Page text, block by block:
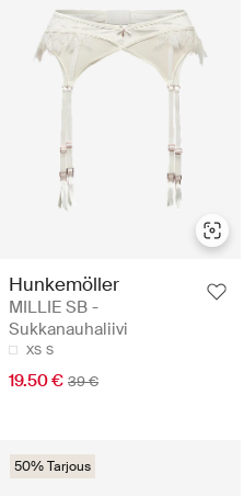
Hunkemöller
MILLIE SB -
Sukkanauhaliivi
XS S
19.50 € 39 €
50% Tarjous